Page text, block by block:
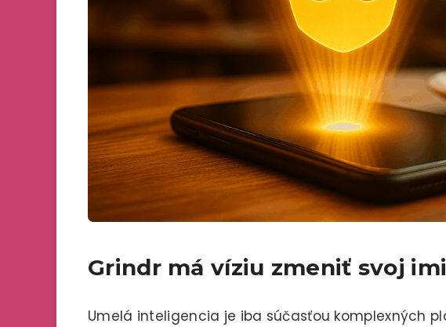
Grindr má víziu zmeniť svoj
Umelá inteligencia je iba súčasťou komplexných